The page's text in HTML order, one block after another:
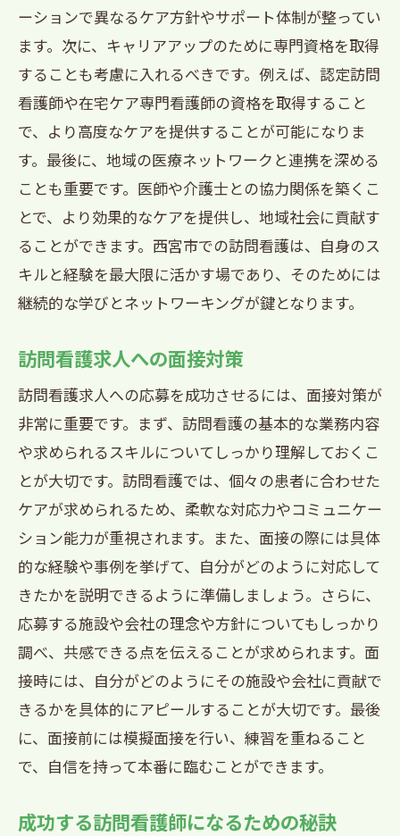
ーションで異なるケア方針やサポート体制が整ってい
ます。次に、キャリアアップのために専門資格を取得
することも考慮に入れるべきです。例えば、認定訪問
看護師や在宅ケア専門看護師の資格を取得すること
で、より高度なケアを提供することが可能になりま
す。最後に、地域の医療ネットワークと連携を深める
ことも重要です。医師や介護士との協力関係を築くこ
とで、より効果的なケアを提供し、地域社会に貢献す
ることができます。西宮市での訪問看護は、自身のス
キルと経験を最大限に活かす場であり、そのためには
継続的な学びとネットワーキングが鍵となります。
訪問看護求人への面接対策
訪問看護求人への応募を成功させるには、面接対策が
非常に重要です。まず、訪問看護の基本的な業務内容
や求められるスキルについてしっかり理解しておくこ
とが大切です。訪問看護では、個々の患者に合わせた
ケアが求められるため、柔軟な対応力やコミュニケー
ション能力が重視されます。また、面接の際には具体
的な経験や事例を挙げて、自分がどのように対応して
きたかを説明できるように準備しましょう。さらに、
応募する施設や会社の理念や方針についてもしっかり
調べ、共感できる点を伝えることが求められます。面
接時には、自分がどのようにその施設や会社に貢献で
きるかを具体的にアピールすることが大切です。最後
に、面接前には模擬面接を行い、練習を重ねること
で、自信を持って本番に臨むことができます。
成功する訪問看護師になるための秘訣